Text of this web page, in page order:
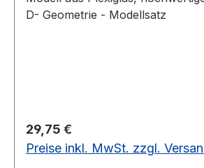
D- Geometrie - Modellsatz
Regulärer Preis:
29,75 €
Preise inkl. MwSt. zzgl.